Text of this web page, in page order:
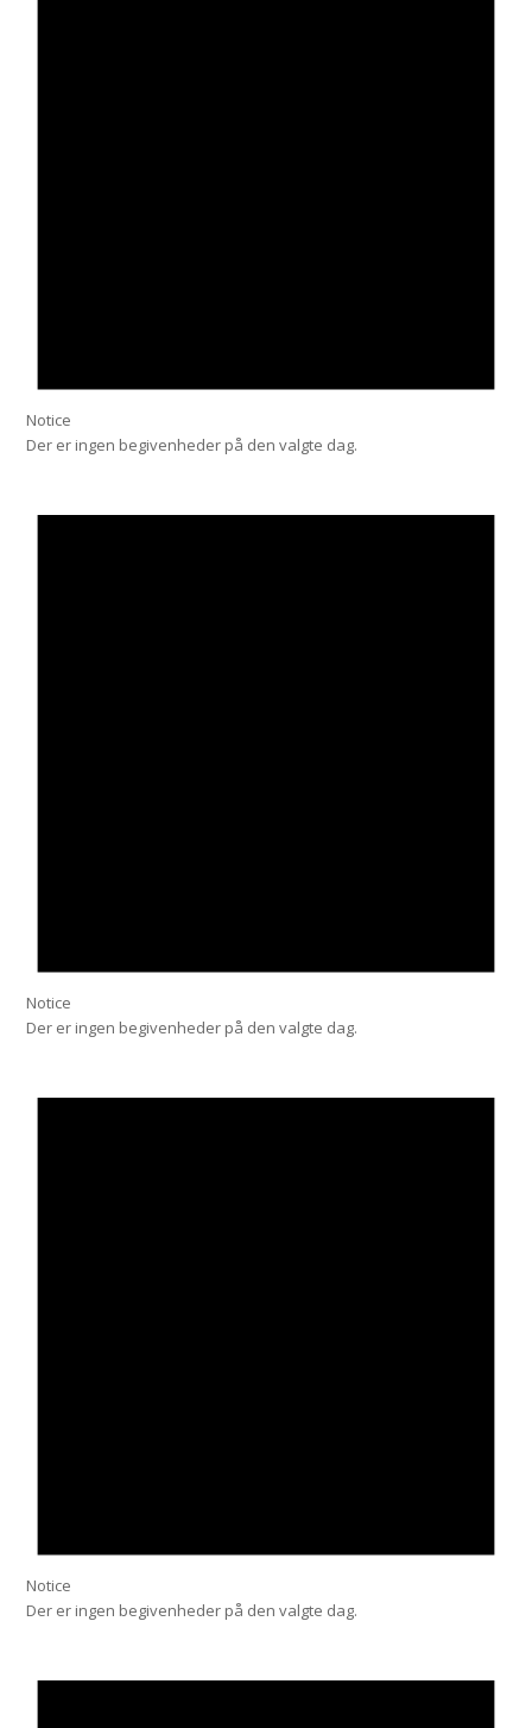
Notice
Der er ingen begivenheder på den valgte dag.
Notice
Der er ingen begivenheder på den valgte dag.
Notice
Der er ingen begivenheder på den valgte dag.